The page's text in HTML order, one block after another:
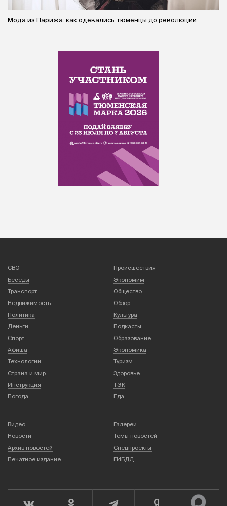
Мода из Парижа: как одевались тюменцы до революции
СВО
Происшествия
Беседы
Экономим
Транспорт
Общество
Недвижимость
Обзор
Политика
Культура
Деньги
Подкасты
Спорт
Образование
Афиша
Экономика
Технологии
Туризм
Страна и мир
Здоровье
Инструкция
ТЭК
Погода
Еда
Видео
Галереи
Новости
Темы новостей
Архив новостей
Спецпроекты
Печатное издание
ГИБДД